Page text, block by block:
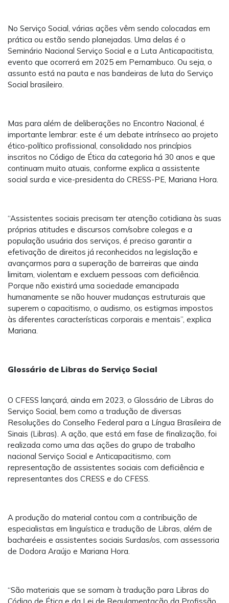
No Serviço Social, várias ações vêm sendo colocadas em
prática ou estão sendo planejadas. Uma delas é o
Seminário Nacional Serviço Social e a Luta Anticapacitista,
evento que ocorrerá em 2025 em Pernambuco. Ou seja, o
assunto está na pauta e nas bandeiras de luta do Serviço
Social brasileiro.
Mas para além de deliberações no Encontro Nacional, é
importante lembrar: este é um debate intrínseco ao projeto
ético-político profissional, consolidado nos princípios
inscritos no Código de Ética da categoria há 30 anos e que
continuam muito atuais, conforme explica a assistente
social surda e vice-presidenta do CRESS-PE, Mariana Hora.
“Assistentes sociais precisam ter atenção cotidiana às suas
próprias atitudes e discursos com/sobre colegas e a
população usuária dos serviços, é preciso garantir a
efetivação de direitos já reconhecidos na legislação e
avançarmos para a superação de barreiras que ainda
limitam, violentam e excluem pessoas com deficiência.
Porque não existirá uma sociedade emancipada
humanamente se não houver mudanças estruturais que
superem o capacitismo, o audismo, os estigmas impostos
às diferentes características corporais e mentais”, explica
Mariana.
Glossário de Libras do Serviço Social
O CFESS lançará, ainda em 2023, o Glossário de Libras do
Serviço Social, bem como a tradução de diversas
Resoluções do Conselho Federal para a Língua Brasileira de
Sinais (Libras). A ação, que está em fase de finalização, foi
realizada como uma das ações do grupo de trabalho
nacional Serviço Social e Anticapacitismo, com
representação de assistentes sociais com deficiência e
representantes dos CRESS e do CFESS.
A produção do material contou com a contribuição de
especialistas em linguística e tradução de Libras, além de
bacharéeis e assistentes sociais Surdas/os, com assessoria
de Dodora Araújo e Mariana Hora.
“São materiais que se somam à tradução para Libras do